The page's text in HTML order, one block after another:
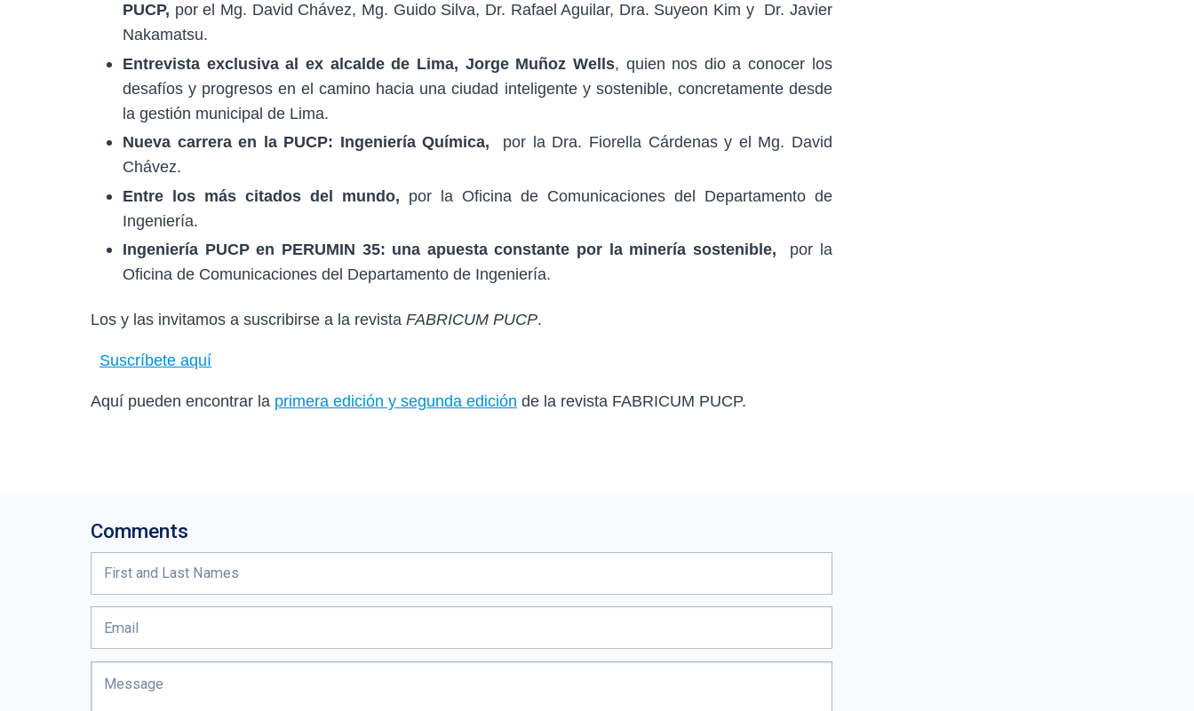
PUCP, por el Mg. David Chávez, Mg. Guido Silva, Dr. Rafael Aguilar, Dra. Suyeon Kim y Dr. Javier
Nakamatsu.
Entrevista exclusiva al ex alcalde de Lima, Jorge Muñoz Wells, quien nos dio a conocer los
desafíos y progresos en el camino hacia una ciudad inteligente y sostenible, concretamente desde
la gestión municipal de Lima.
Nueva carrera en la PUCP: Ingeniería Química,
por la Dra. Fiorella Cárdenas y el Mg. David
Chávez.
Entre los más citados del mundo, por la Oficina de Comunicaciones del Departamento de
Ingeniería.
Ingeniería PUCP en PERUMIN 35: una apuesta constante por la minería sostenible,
por la
Oficina de Comunicaciones del Departamento de Ingeniería.
Los y las invitamos a suscribirse a la revista FABRICUM PUCP.
Suscríbete aquí
Aquí pueden encontrar la primera edición y segunda edición de la revista FABRICUM PUCP.
Comments